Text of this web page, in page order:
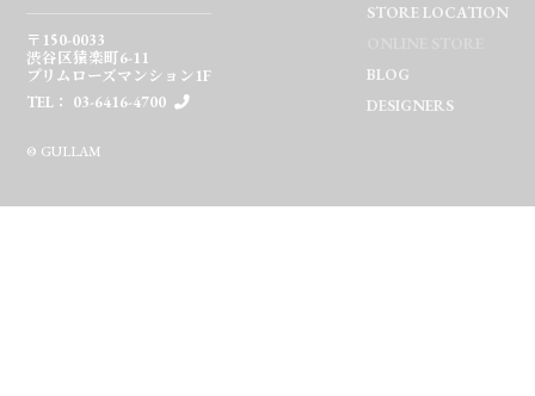
〒150-0033
渋谷区猿楽町6-11
プリムローズマンション1F
TEL： 03-6416-4700
STORE LOCATION
BLOG
DESIGNERS
© GULLAM